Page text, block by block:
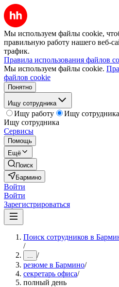
Мы используем файлы cookie,
правильную работу нашего веб-
трафик.
Правила использования файлов
Мы используем файлы cookie.
файлов cookie
Понятно
Ищу сотрудника
Ищу работу
Ищу сотрудника
Ищу сотрудника
Сервисы
Помощь
Ещё
Поиск
Бармино
Войти
Войти
Зарегистрироваться
Поиск сотрудников в
/
... /
резюме в Бармино/
секретарь офиса/
полный день